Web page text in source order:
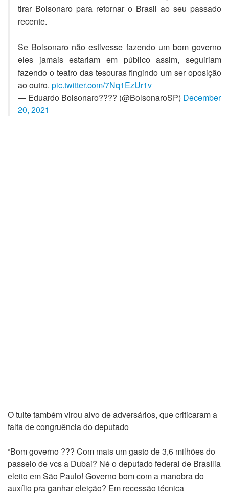
tirar Bolsonaro para retornar o Brasil ao seu passado
recente.
Se Bolsonaro não estivesse fazendo um bom governo
eles jamais estariam em público assim, seguiriam
fazendo o teatro das tesouras fingindo um ser oposição
ao outro. pic.twitter.com/7Nq1EzUr1v
— Eduardo Bolsonaro???? (@BolsonaroSP) December
20, 2021
O tuite também virou alvo de adversários, que criticaram a
falta de congruência do deputado
“Bom governo ??? Com mais um gasto de 3,6 milhões do
passeio de vcs a Dubai? Né o deputado federal de Brasília
eleito em São Paulo! Governo bom com a manobra do
auxílio pra ganhar eleição? Em recessão técnica